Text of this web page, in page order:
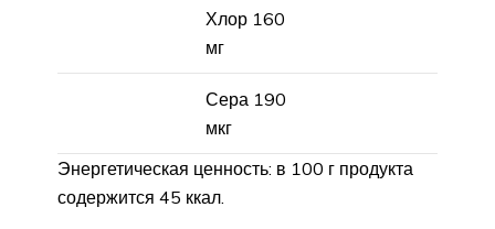
Хлор 160
мг
Сера 190
мкг
Энергетическая ценность: в 100 г продукта
содержится 45 ккал.